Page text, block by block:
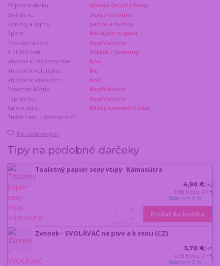
Příjemce dárku:
Unisex (muži i ženy)
Styl dárku:
Sexy / Flirtující
Koníčky a zájmy:
Satira a humor
Sport:
Nezájem o sport
Povolání a role:
Nepřířazeno
K příležitosti:
Svátek / Jmeniny
Vhodné k narozeninám:
Ano
Vhodné k Valentýnu:
Ne
Vhodné k Vánocům:
Ano
Parametr Motiv:
Nepřiřazeno
Typ dárku:
Nepřiřazeno
Balení dárku:
Běžný komerční obal
Strážiť cenu / dostupnosť
Do obľúbených
Tipy na podobné darčeky
Toaletný papier sexy vtipy- Kámasútra
4,90 €/ks
3,98 € bez DPH
Skladom 6 ks
Pridať do košíka
Zvonek - SVOLÁVAČ na pivo a k sexu (CZ)
5,70 €/ks
4,63 € bez DPH
Skladom 3 ks